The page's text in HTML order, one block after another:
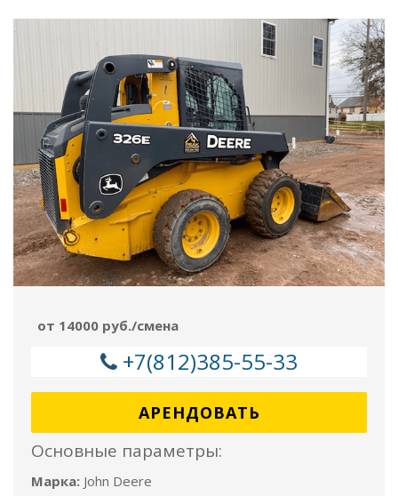
от 14000 руб./смена
+7(812)385-55-33
АРЕНДОВАТЬ
Основные параметры:
Марка: John Deere